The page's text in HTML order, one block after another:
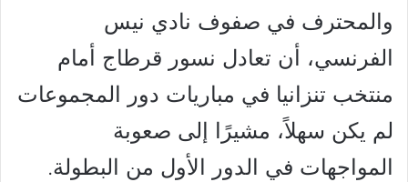
والمحترف في صفوف نادي نيس
الفرنسي، أن تعادل نسور قرطاج أمام
منتخب تنزانيا في مباريات دور المجموعات
لم يكن سهلاً، مشيرًا إلى صعوبة
المواجهات في الدور الأول من البطولة.